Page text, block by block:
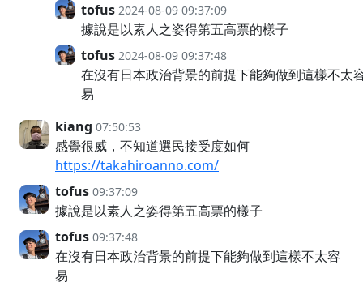
tofus 2024-08-09 09:37:09
據說是以素人之姿得第五高票的樣子
tofus 2024-08-09 09:37:48
在沒有日本政治背景的前提下能夠做到這樣不太
易
kiang 07:50:53
感覺很威，不知道選民接受度如何
https://takahiroanno.com/
tofus 09:37:09
據說是以素人之姿得第五高票的樣子
tofus 09:37:48
在沒有日本政治背景的前提下能夠做到這樣不太容
易